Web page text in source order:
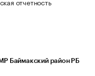
отчетность
Баймакский район РБ